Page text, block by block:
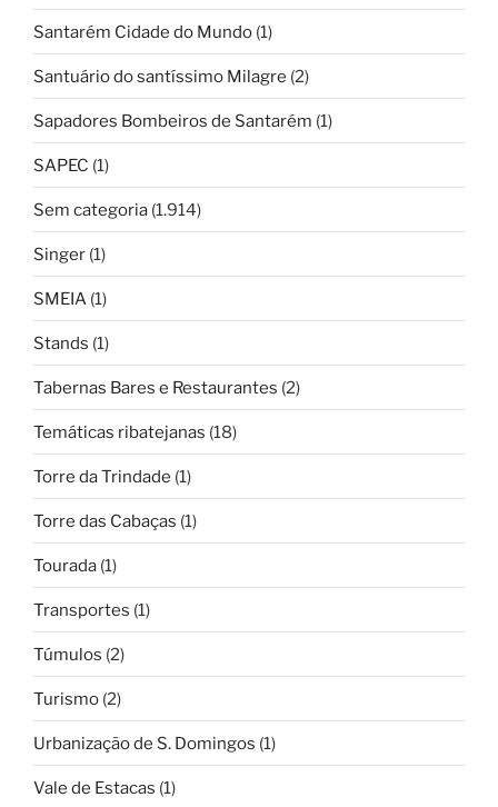
Santarém Cidade do Mundo (1)
Santuário do santíssimo Milagre (2)
Sapadores Bombeiros de Santarém (1)
SAPEC (1)
Sem categoria (1.914)
Singer (1)
SMEIA (1)
Stands (1)
Tabernas Bares e Restaurantes (2)
Temáticas ribatejanas (18)
Torre da Trindade (1)
Torre das Cabaças (1)
Tourada (1)
Transportes (1)
Túmulos (2)
Turismo (2)
Urbanização de S. Domingos (1)
Vale de Estacas (1)